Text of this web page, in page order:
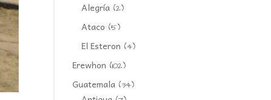
Alegría (2)
Ataco (5)
El Esteron (4)
Erewhon (102)
Guatemala (34)